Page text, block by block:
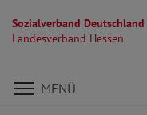
Sozialverband Deutschland
Landesverband Hessen
Direkt zu den Inhalten
MENÜ